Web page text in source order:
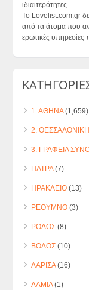
ιδιαιτερότητες.
Το Lovelist.com.gr
από τα άτομα που
ερωτικές
1. ΑΘΗΝΑ(1,659)
2. ΘΕΣΣΑΛΟΝΙΚΗ
3. ΓΡΑΦΕΙΑ
ΠΑΤΡΑ(7)
ΗΡΑΚΛΕΙΟ (13)
ΡΕΘΥΜΝΟ (3)
ΡΟΔΟΣ (8)
ΒΟΛΟΣ (10)
ΛΑΡΙΣΑ(16)
ΛΑΜΙΑ(1)